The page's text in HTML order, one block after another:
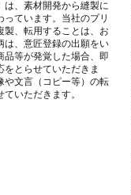
は、素材開発から縫製に
ています。当社のプリ
製、転用することは、お
は、意匠登録の出願をい
品等が発覚した場合、即
とらせていただきま
や文言（コピー等）の転
いただきます。